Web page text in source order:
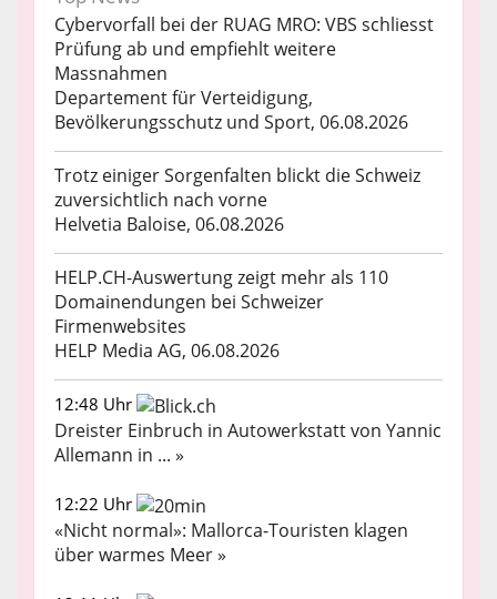
Cybervorfall bei der RUAG MRO: VBS schliesst
Prüfung ab und empfiehlt weitere
Massnahmen
Departement für Verteidigung,
Bevölkerungsschutz und Sport, 06.08.2026
Trotz einiger Sorgenfalten blickt die Schweiz
zuversichtlich nach vorne
Helvetia Baloise, 06.08.2026
HELP.CH-Auswertung zeigt mehr als 110
Domainendungen bei Schweizer
Firmenwebsites
HELP Media AG, 06.08.2026
12:48 Uhr
Dreister Einbruch in Autowerkstatt von Yannic
Allemann in ... »
12:22 Uhr
«Nicht normal»: Mallorca-Touristen klagen
über warmes Meer »